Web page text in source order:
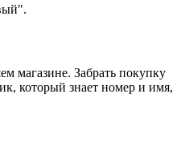
магазине. Забрать покупку
который знает номер и имя,